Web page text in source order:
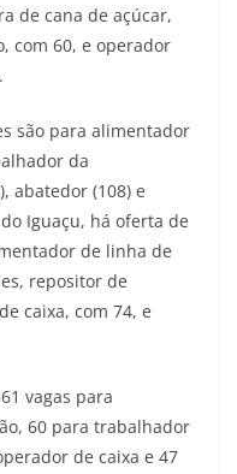
de cana de açúcar,
com 60, e operador
são para alimentador
da
abatedor (108) e
Iguaçu, há oferta de
de linha de
repositor de
caixa, com 74, e
vagas para
60 para trabalhador
de caixa e 47